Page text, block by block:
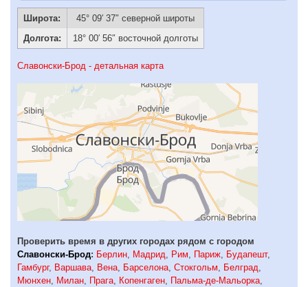
Широта:
45° 09′ 37″ северной широты
Долгота:
18° 00′ 56″ восточной долготы
Славонски-Брод - детальная карта
Проверить время в других городах рядом с городом
Славонски-Брод: Берлин Мадрид Рим Париж Будапешт,
Гамбург, Варшава Вена Барселона Стокгольм Белград
Мюнхен
Милан Прага Копенгаген Пальма-де-Мальорка